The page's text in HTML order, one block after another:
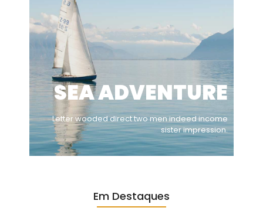
SEA ADVENTURE
Letter wooded direct two men indeed income
sister impression.
Em Destaques